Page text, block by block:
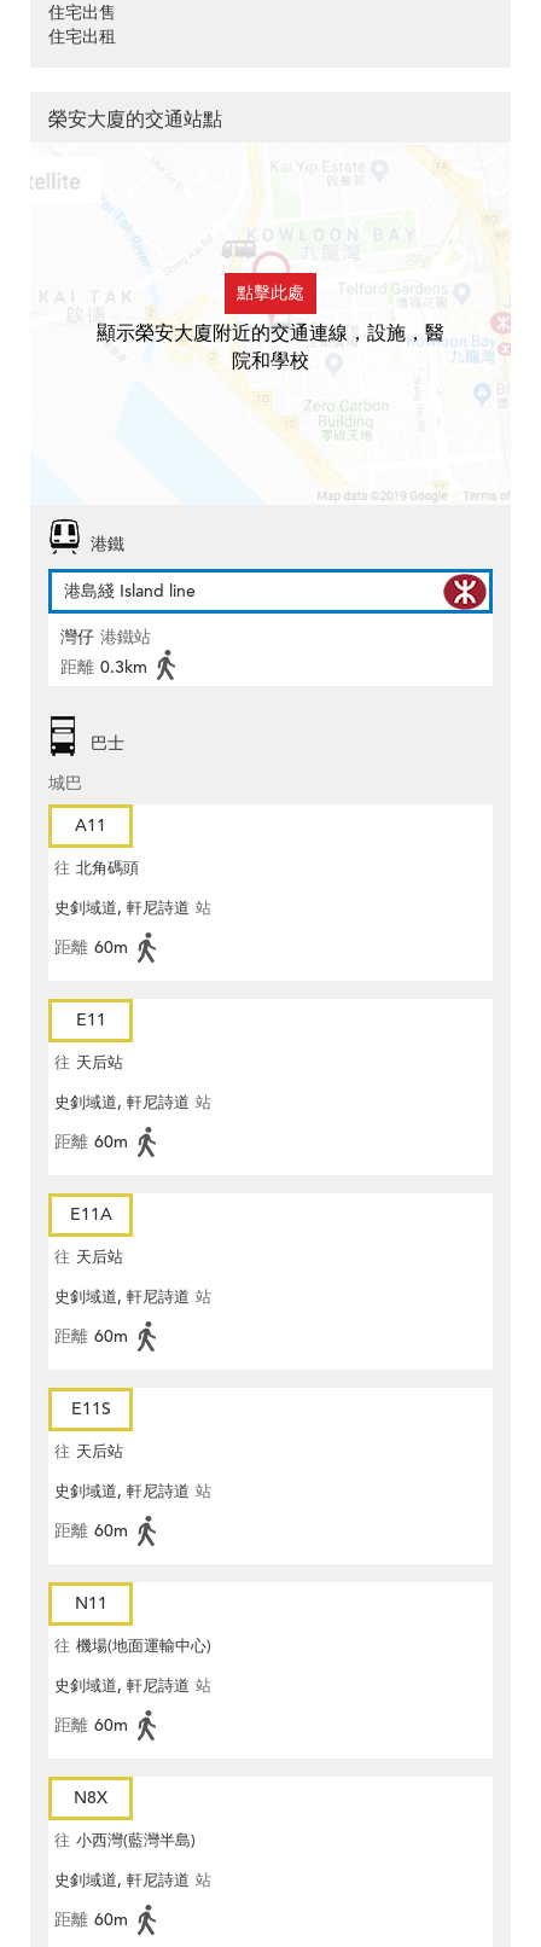
住宅出售
住宅出租
榮安大廈的交通站點
點擊此處
顯示榮安大廈附近的交通連線，設施，醫
院和學校
港鐵
港島綫 Island line
灣仔 港鐵站
距離 0.3km
巴士
城巴
A11
往 北角碼頭
史釗域道, 軒尼詩道 站
距離 60m
E11
往 天后站
史釗域道, 軒尼詩道 站
距離 60m
E11A
往 天后站
史釗域道, 軒尼詩道 站
距離 60m
E11S
往 天后站
史釗域道, 軒尼詩道 站
距離 60m
N11
往 機場(地面運輸中心)
史釗域道, 軒尼詩道 站
距離 60m
N8X
往 小西灣(藍灣半島)
史釗域道, 軒尼詩道 站
距離 60m